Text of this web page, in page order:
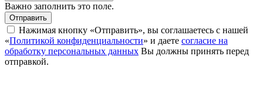
Важно заполнить это поле.
Отправить
Нажимая кнопку «Отправить», вы соглашаетесь с нашей
«Политикой конфиденциальности» и даете согласие на
обработку персональных данных Вы должны принять перед
отправкой.